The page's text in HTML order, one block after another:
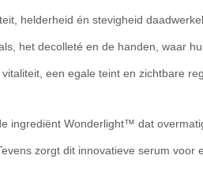
helderheid én stevigheid
het decolleté en de handen, waar
een egale teint en zichtbare
ingrediënt Wonderlight™ dat
zorgt dit innovatieve serum voor